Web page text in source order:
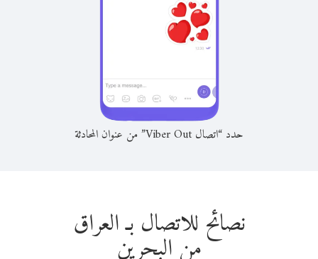
حدد “اتصال Viber Out” من عنوان المحادثة
نصائح للاتصال بـ العراق
من البحرين